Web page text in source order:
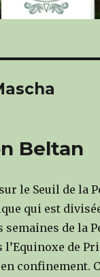
Beltan
le Seuil de la
qui est
semaines de la
l’Equinoxe de
confinement.